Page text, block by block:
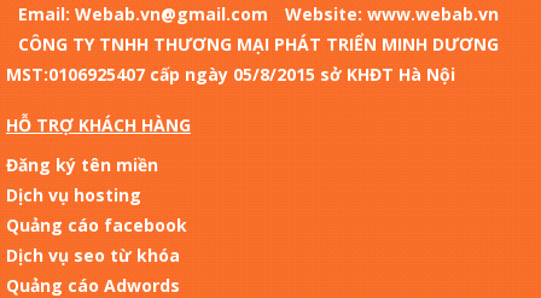
Email: Webab.vn@gmail.com
Website: www.webab.vn
CÔNG TY TNHH THƯƠNG MẠI PHÁT TRIỂN MINH DƯƠNG
MST:0106925407 cấp ngày 05/8/2015 sở KHĐT Hà Nội
HỖ TRỢ KHÁCH HÀNG
Đăng ký tên miền
Dịch vụ hosting
Quảng cáo facebook
Dịch vụ seo từ khóa
Quảng cáo Adwords